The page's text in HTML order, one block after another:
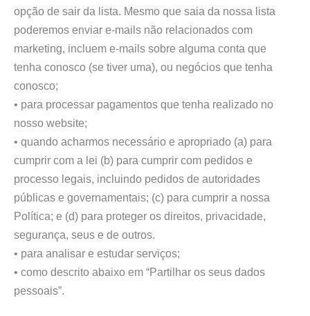
opção de sair da lista. Mesmo que saia da nossa lista
poderemos enviar e-mails não relacionados com
marketing, incluem e-mails sobre alguma conta que
tenha conosco (se tiver uma), ou negócios que tenha
conosco;
• para processar pagamentos que tenha realizado no
nosso website;
• quando acharmos necessário e apropriado (a) para
cumprir com a lei (b) para cumprir com pedidos e
processo legais, incluindo pedidos de autoridades
públicas e governamentais; (c) para cumprir a nossa
Política; e (d) para proteger os direitos, privacidade,
segurança, seus e de outros.
• para analisar e estudar serviços;
• como descrito abaixo em “Partilhar os seus dados
pessoais”.